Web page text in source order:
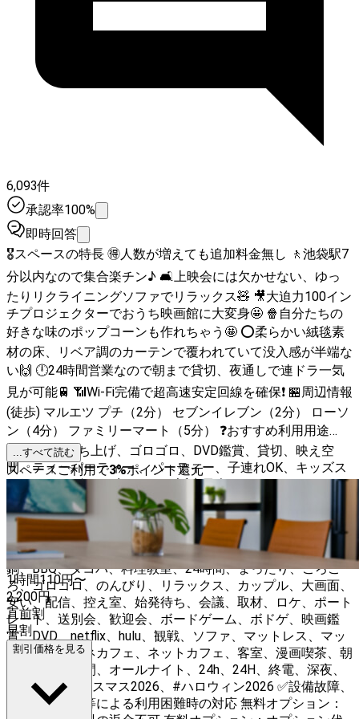
6,093件
承認率100%
即時回答
🎖スペースの特長 🉐人数が増えても追加料金無し 🚶池袋駅7
分以内なので集合楽チン♪ 🛋上映会には欠かせない、ゆっ
たりリクライニングソファでリラックス🧸 🎥大迫力100イン
チプロジェクターでおうち映画館に大変身🤩 🍿自分たちの
好きな味のポップコーンも作れちゃう🤩 ⭕柔らかい絨毯素
材の床、リベア調のカーテンで覆われていて没入感が半端な
い🙌 🕛24時間営業なので朝まで貸切、夜通しで連ドラ一気
見が可能🚆 📶Wi-Fi完備で超高速安定回線を確保❗ 🏪周辺情報
(徒歩) マルエツ プチ（2分） セブンイレブン（2分） ローソ
ン（4分） ファミリーマート（5分） ❓おすすめ利用用途
birthday、打ち上げ、ゴロゴロ、DVD鑑賞、貸切、映え空
間、ティーパーティー 、パーティー、子連れOK、キッズス
ペース、ベビー 、赤ちゃん、誕生日会、ホームパーティ
ー、飲み会、女子会、ママ会、子連れ、オフ会、交流会、ミ
ートアップ、推し会、VLIVE、デート、合コン、撮影、ネイ
ル、施術、コスプレ、オフ会、サプライズ、おしゃれ、オシ
ャレ、お洒落、かわいい、可愛い、カワイイ、SNS、焼肉、
鍋、BBQ、タコパ、料理教室、24時間、まったり、ごろご
ろ、ゴロゴロ、のんびり、リラックス、カップル、大画面、
安い、配信、控え室、始発待ち、会議、取材、ロケ、ポート
レート、送別会、歓迎会、ボードゲーム、ボドゲ、映画鑑
賞、DVD、netflix、hulu、観戦、ソファ、マットレス、マッ
ト、ベッド、ネカフェ、ネットカフェ、客室、漫画喫茶、朝
まで、２４時間、オールナイト、24h、24H、終電、深夜、
忘年会、#クリスマス2026、#ハロウィン2026 ✅設備故障、
不具合、盗難等による利用困難時の対応 無料オプション：
...すべて読む
スペースご利用で3%ポイント還元
1時間110円〜
2,200円
直前割
早割
割引価格を見る